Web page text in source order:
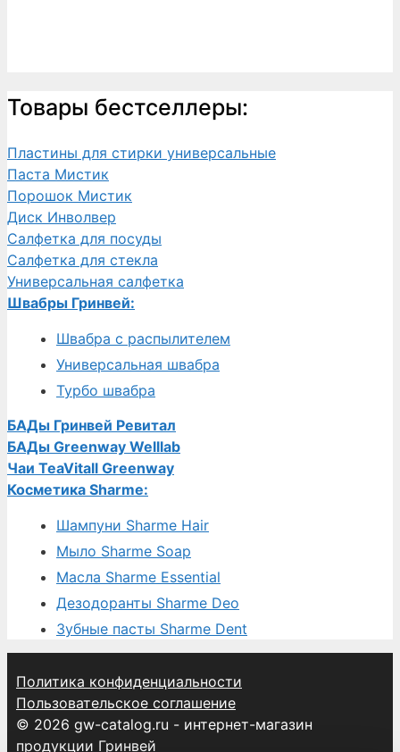
Товары бестселлеры:
Пластины для стирки универсальные
Паста Мистик
Порошок Мистик
Диск Инволвер
Салфетка для посуды
Салфетка для стекла
Универсальная салфетка
Швабры Гринвей:
Швабра с распылителем
Универсальная швабра
Турбо швабра
БАДы Гринвей Ревитал
БАДы Greenway Welllab
Чаи TeaVitall Greenway
Косметика Sharme:
Шампуни Sharme Hair
Мыло Sharme Soap
Масла Sharme Essential
Дезодоранты Sharme Deo
Зубные пасты Sharme Dent
Политика конфиденциальности
Пользовательское соглашение
© 2026 gw-catalog.ru - интернет-магазин
продукции Гринвей